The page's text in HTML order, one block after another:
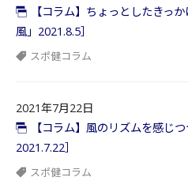
【コラム】ちょっとしたきっ
風」2021.8.5］
スポ健コラム
2021年7月22日
【コラム】風のリズムを感じ
2021.7.22］
スポ健コラム